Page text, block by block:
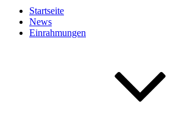
Startseite
News
Einrahmungen